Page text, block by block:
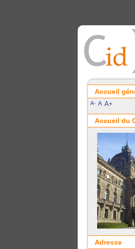
Accueil
A- A A+
Accueil du
Adresse